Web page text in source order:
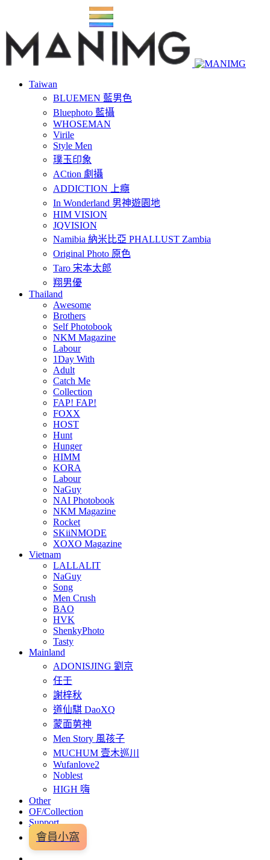
Taiwan
BLUEMEN 藍男色
Bluephoto 藍攝
WHOSEMAN
Virile
Style Men
璞玉印象
ACtion 劇攝
ADDICTION 上癮
In Wonderland 男神遊園地
HIM VISION
JQVISION
Namibia 納米比亞 PHALLUST Zambia
Original Photo 原色
Taro 宋本太郎
翔男優
Thailand
Awesome
Brothers
Self Photobook
NKM Magazine
Labour
1Day With
Adult
Catch Me
Collection
FAP! FAP!
FOXX
HOST
Hunt
Hunger
HIMM
KORA
Labour
NaGuy
NAI Photobook
NKM Magazine
Rocket
SKiiNMODE
XOXO Magazine
Vietnam
LALLALIT
NaGuy
Song
Men Crush
BAO
HVK
ShenkyPhoto
Tasty
Mainland
ADONISJING 劉京
任壬
謝梓秋
道仙騏 DaoXQ
蒙面莮神
Men Story 風孩子
MUCHUM 壹木巡川
Wufanlove2
Noblest
HIGH 嗨
Other
OF/Collection
Support
會員小窩